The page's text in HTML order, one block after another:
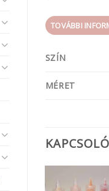
TOVÁBBI
SZÍN
MÉRET